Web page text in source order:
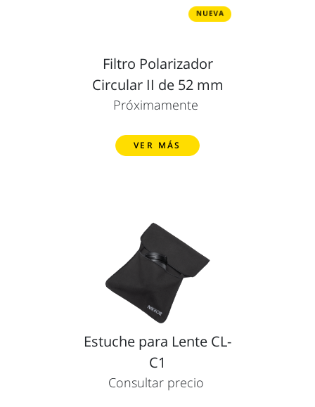
Filtro Polarizador
Circular II de 52 mm
Próximamente
VER MÁS
Estuche para Lente CL-
C1
Consultar precio